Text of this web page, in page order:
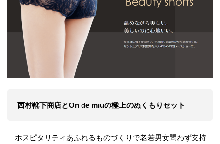
西村靴下商店とOn de miuの極上のぬくもりセット
ホスピタリティあふれるものづくりで老若男女問わず支持